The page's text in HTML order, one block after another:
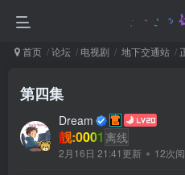
首页 论坛 电视剧 地下交通站
第四集
Dream
靓:0001 离线
2月16日 21:41更新 12次